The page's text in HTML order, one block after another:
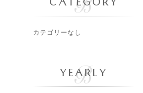
カテゴリーなし
YEARLY